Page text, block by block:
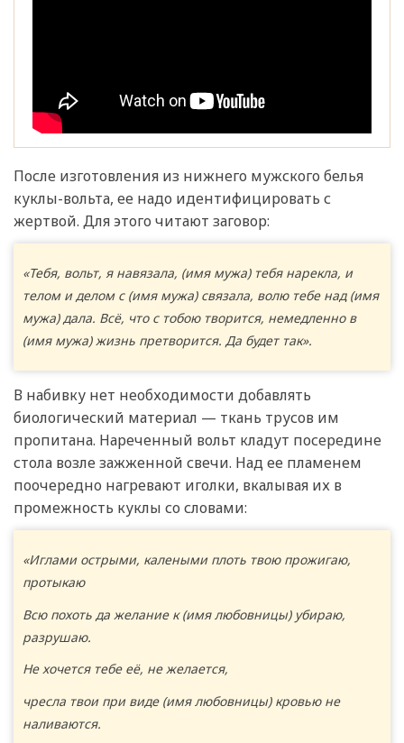
После изготовления из нижнего мужского белья
куклы-вольта, ее надо идентифицировать с
жертвой. Для этого читают заговор:
«Тебя, вольт, я навязала, (имя мужа) тебя нарекла, и
телом и делом с (имя мужа) связала, волю тебе над (имя
мужа) дала. Всё, что с тобою творится, немедленно в
(имя мужа) жизнь претворится. Да будет так».
В набивку нет необходимости добавлять
биологический материал — ткань трусов им
пропитана. Нареченный вольт кладут посередине
стола возле зажженной свечи. Над ее пламенем
поочередно нагревают иголки, вкалывая их в
промежность куклы со словами:
«Иглами острыми, калеными плоть твою прожигаю,
протыкаю
Всю похоть да желание к (имя любовницы) убираю,
разрушаю.
Не хочется тебе её, не желается,
чресла твои при виде (имя любовницы) кровью не
наливаются.